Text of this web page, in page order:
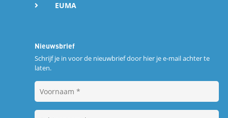
EUMA
Nieuwsbrief
Schrijf je in voor de nieuwbrief door hier je e-mail achter te
laten.